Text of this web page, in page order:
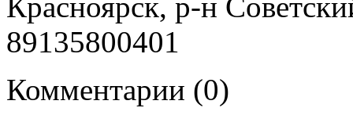
89135800401
Комментарии (0)